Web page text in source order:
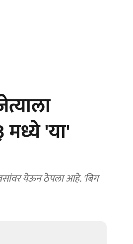
मध्ये 'या'
येऊन ठेपला आहे. 'बिग